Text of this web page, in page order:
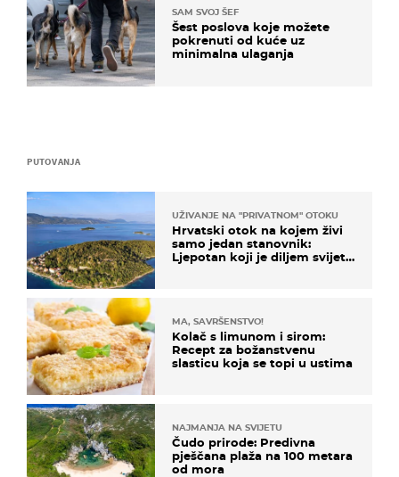
PUTOVANJA
UŽIVANJE NA "PRIVATNOM" OTOKU
Hrvatski otok na kojem živi
samo jedan stanovnik:
Ljepotan koji je diljem svijeta
MA, SAVRŠENSTVO!
Kolač s limunom i sirom:
Recept za božanstvenu
slasticu koja se topi u ustima
NAJMANJA NA SVIJETU
Čudo prirode: Predivna
pješčana plaža na 100 metara
od mora
SAM SVOJ ŠEF
Šest poslova koje možete
pokrenuti od kuće uz
minimalna ulaganja